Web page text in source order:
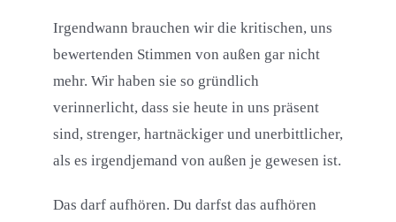
Irgendwann brauchen wir die kritischen, uns
bewertenden Stimmen von außen gar nicht
mehr. Wir haben sie so gründlich
verinnerlicht, dass sie heute in uns präsent
sind, strenger, hartnäckiger und unerbittlicher,
als es irgendjemand von außen je gewesen ist.
Das darf aufhören. Du darfst das aufhören